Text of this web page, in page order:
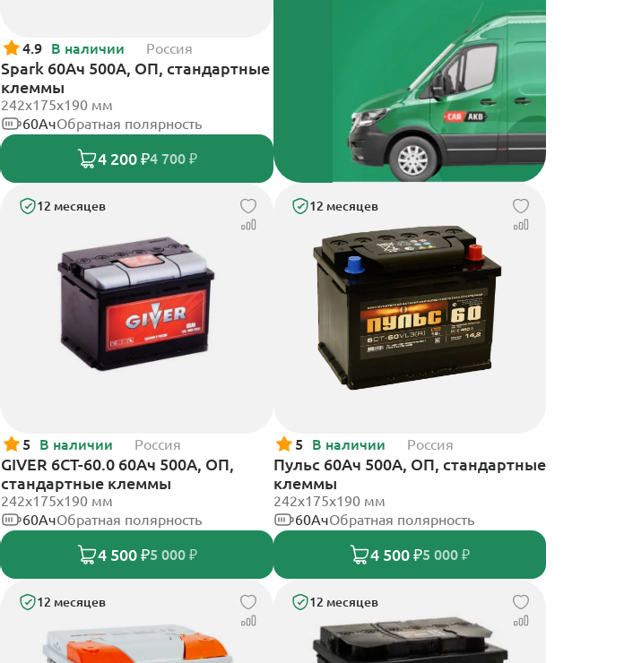
4.9 В наличии Россия
Spark 60Ач 500А, ОП, стандартные
клеммы
242х175х190 мм
60АчОбратная полярность
4 200 ₽4 700 ₽
12 месяцев
5 В наличии Россия
GIVER 6СТ-60.0 60Ач 500А, ОП,
стандартные клеммы
242х175х190 мм
60АчОбратная полярность
4 500 ₽5 000 ₽
12 месяцев
5 В наличии Россия
Пульс 60Ач 500А, ОП, стандартные
клеммы
242x175x190 мм
60АчОбратная полярность
4 500 ₽5 000 ₽
12 месяцев 12 месяцев